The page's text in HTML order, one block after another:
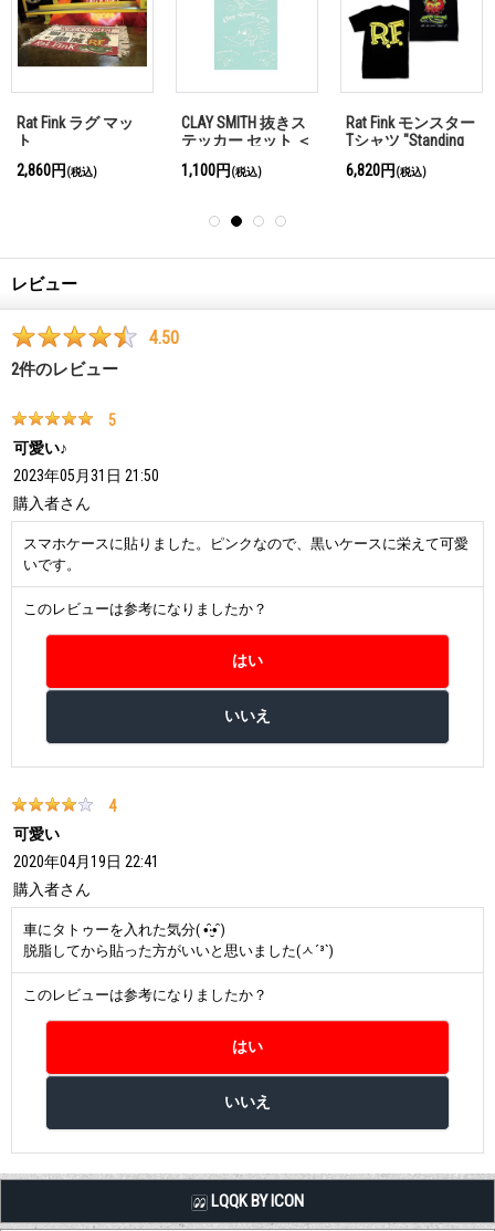
Rat Fink ラグ マッ
ト
2,860円 (税込)
CLAY SMITH 抜きス
テッカー セット ＜
1,100円 (税込)
Rat Fink モンスター
Tシャツ "Standing
6,820円 (税込)
レビュー
4.50
2件のレビュー
5
可愛い♪
2023年05月31日 21:50
購入者さん
スマホケースに貼りました。ピンクなので、黒いケースに栄えて可愛
いです。
このレビューは参考になりましたか？
4
可愛い
2020年04月19日 22:41
購入者さん
車にタトゥーを入れた気分( •̑‧̮•̑ )
脱脂してから貼った方がいいと思いました(ㅅ´³`)
このレビューは参考になりましたか？
LQQK BY ICON